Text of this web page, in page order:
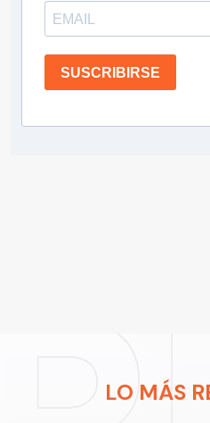
SUSCRIBIRSE
LO MÁS